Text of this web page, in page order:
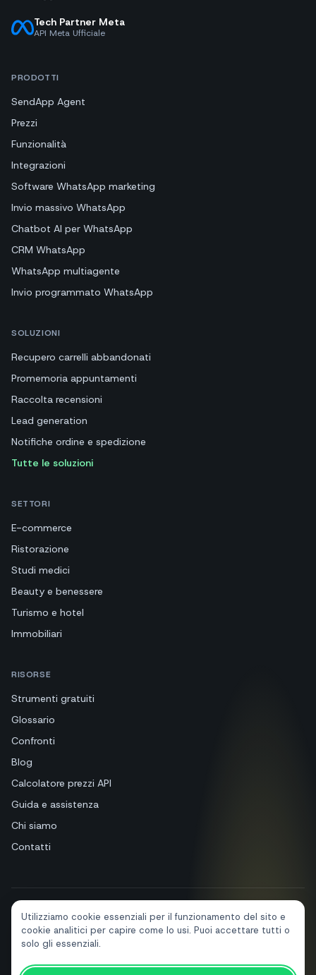
Utilizziamo cookie essenziali per il funzionamento del sito e
cookie analitici per capire come lo usi. Puoi accettare tutti o
solo gli essenziali.
Tech Partner Meta
API Meta Ufficiale
PRODOTTI
SendApp Agent
Prezzi
Funzionalità
Integrazioni
Software WhatsApp marketing
Invio massivo WhatsApp
Chatbot AI per WhatsApp
CRM WhatsApp
WhatsApp multiagente
Invio programmato WhatsApp
SOLUZIONI
Recupero carrelli abbandonati
Promemoria appuntamenti
Raccolta recensioni
Lead generation
Notifiche ordine e spedizione
Tutte le soluzioni
SETTORI
E-commerce
Ristorazione
Studi medici
Beauty e benessere
Turismo e hotel
Immobiliari
RISORSE
Strumenti gratuiti
Glossario
Confronti
Blog
Calcolatore prezzi API
Guida e assistenza
Chi siamo
Contatti
+39 081 544 7792info@sendapp.live
IT EN ES FR PT DE